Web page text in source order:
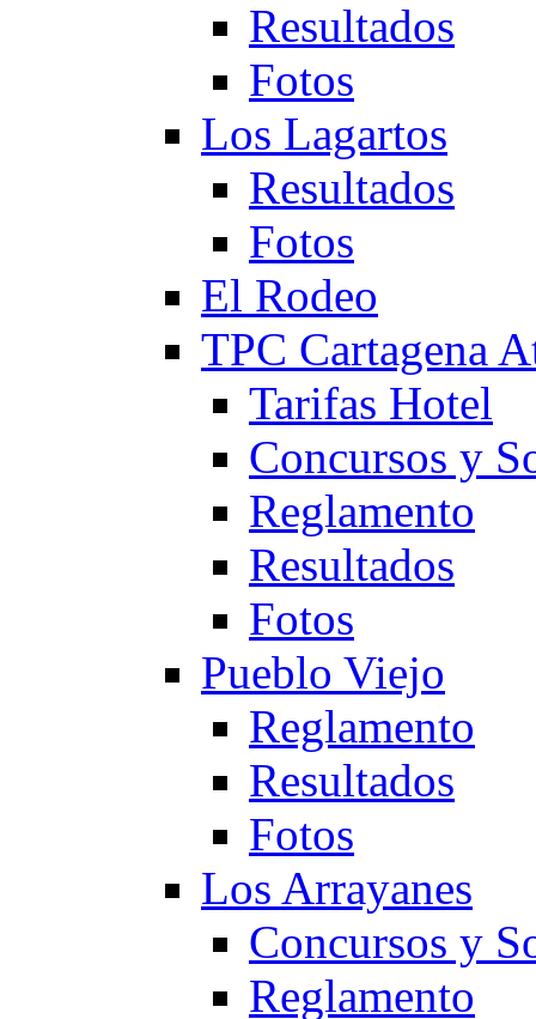
Resultados
Fotos
Los Lagartos
Resultados
Fotos
El Rodeo
TPC Cartagena
Tarifas Hotel
Concursos y
Reglamento
Resultados
Fotos
Pueblo Viejo
Reglamento
Resultados
Fotos
Los Arrayanes
Concursos y
Reglamento